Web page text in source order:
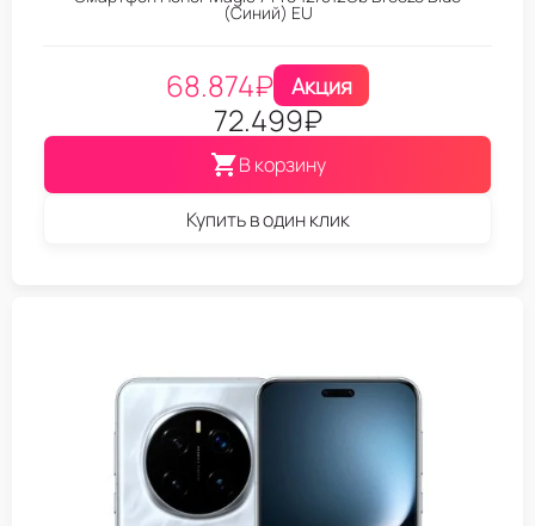
(Синий) EU
68.874₽ Акция
72.499₽
В корзину
Купить в один клик